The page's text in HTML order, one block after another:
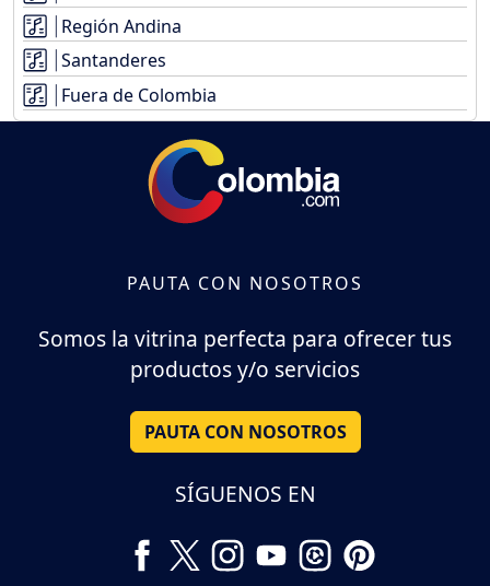
Región Andina
Santanderes
Fuera de Colombia
PAUTA CON NOSOTROS
Somos la vitrina perfecta para ofrecer tus
productos y/o servicios
PAUTA CON NOSOTROS
SÍGUENOS EN